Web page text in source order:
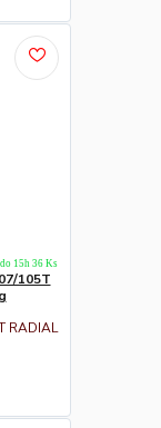
105T
RADIAL
15h 36 Ks